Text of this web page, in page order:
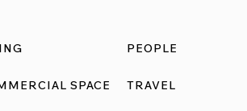
SPACE
PEOPLE
TRAVEL